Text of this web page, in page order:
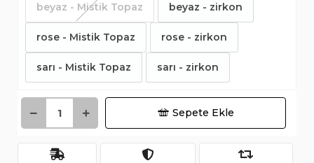
beyaz - Mistik Topaz
beyaz - zirkon
rose - Mistik Topaz rose - zirkon
sarı - Mistik Topaz sarı - zirkon
Sepete Ekle